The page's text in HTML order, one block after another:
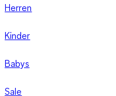
Herren
Kinder
Babys
Sale